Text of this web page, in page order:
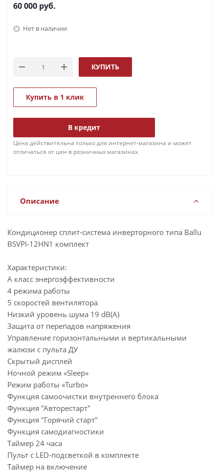
60 000 руб.
Нет в наличии
КУПИТЬ
Купить в 1 клик
В кредит
Цена действительна только для интернет-магазина и может
отличаться от цен в розничных магазинах
Описание
Кондиционер сплит-система инверторного типа Ballu
BSVPI-12HN1 комплект
Характеристики:
А класс энергоэффективности
4 режима работы
5 скоростей вентилятора
Низкий уровень шума 19 dB(A)
Защита от перепадов напряжения
Управление горизонтальными и вертикальными
жалюзи с пульта ДУ
Скрытый дисплей
Ночной режим «Sleep»
Режим работы «Turbo»
Функция самоочистки внутреннего блока
Функция "Авторестарт"
Функция "Горячий старт"
Функция самодиагностики
Таймер 24 часа
Пульт с LED-подсветкой в комплекте
Таймер на включение